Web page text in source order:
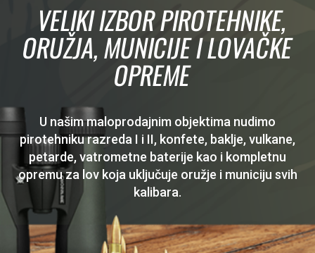
VELIKI IZBOR PIROTEHNIKE,
ORUŽJA, MUNICIJE I LOVAČKE
OPREME
U našim maloprodajnim objektima nudimo
pirotehniku razreda I i II, konfete, baklje, vulkane,
petarde, vatrometne baterije kao i kompletnu
opremu za lov koja uključuje oružje i municiju svih
kalibara.